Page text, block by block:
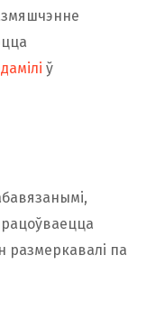
ў
размеркавалі па